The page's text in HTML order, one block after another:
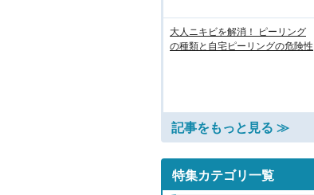
大人ニキビを解消！ ピーリング
の種類と自宅ピーリングの危険性
記事をもっと見る ≫
特集カテゴリ一覧